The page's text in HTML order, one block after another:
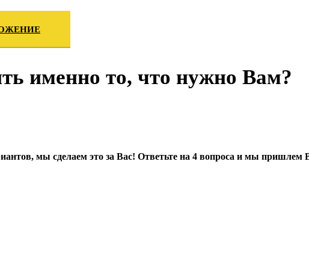
именно то, что нужно Вам?
мы сделаем это за Вас! Ответьте на 4 вопроса и мы